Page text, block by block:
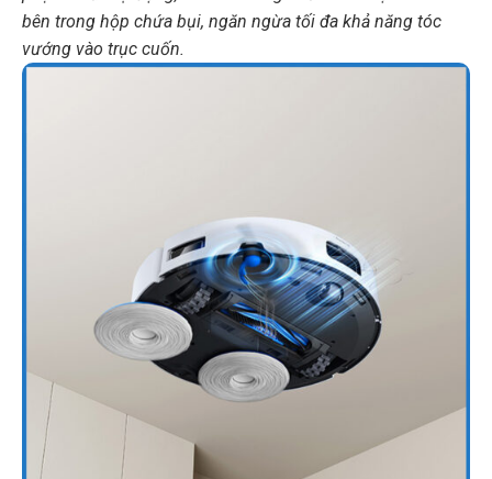
bên trong hộp chứa bụi, ngăn ngừa tối đa khả năng tóc
vướng vào trục cuốn.